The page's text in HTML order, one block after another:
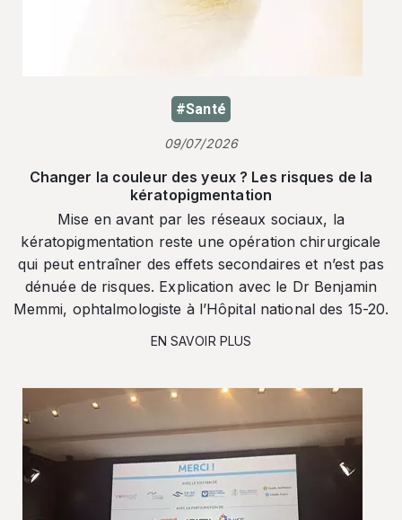
#Santé
09/07/2026
Changer la couleur des yeux ? Les risques de la
kératopigmentation
Mise en avant par les réseaux sociaux, la
kératopigmentation reste une opération chirurgicale
qui peut entraîner des effets secondaires et n’est pas
dénuée de risques. Explication avec le Dr Benjamin
Memmi, ophtalmologiste à l’Hôpital national des 15-20.
EN SAVOIR PLUS